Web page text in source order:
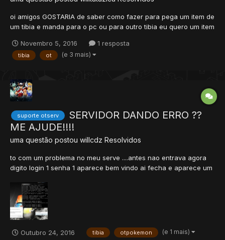
oi amigos GOSTARIA de saber como fazer para pega um item de
um tibia e manda para o pc ou para outro tibia eu quero um item
copia eles pro pc ou sei la manda para outro tibia que to
criando SE ALGUEM SOUBE me ajudem fico online 24 h...
Novembro 5, 2016 1 resposta
tibia ot (e 3 mais)
suporte otserv
SERVIDOR DANDO ERRO ??
ME AJUDE!!!!
uma questão postou willcdz Resolvidos
to com um problema no meu serve ....antes nao entrava agora
digito login 1 senha 1 aparece bem vindo ai fecha e aparece um
onde cria god adm essas coisa ele sempra senha e login errada
tipo nao pode mudar senha de ninguem nem login na...
Outubro 24, 2016 tibia otpokemon (e 1 mais)